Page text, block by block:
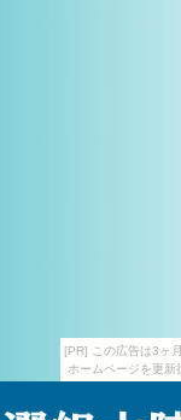
[PR] この広告は3ヶ
ホームページを更